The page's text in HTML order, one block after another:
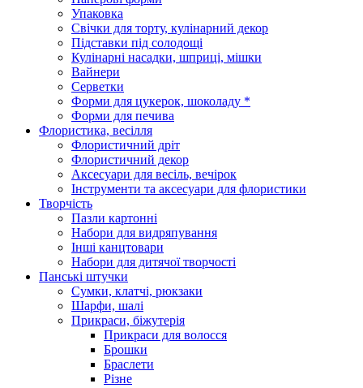
Упаковка
Свічки для торту, кулінарний декор
Підставки під солодощі
Кулінарні насадки, шприці, мішки
Вайнери
Серветки
Форми для цукерок, шоколаду *
Форми для печива
Флористика, весілля
Флористичний дріт
Флористичний декор
Аксесуари для весіль, вечірок
Інструменти та аксесуари для флористики
Творчість
Пазли картонні
Набори для видряпування
Інші канцтовари
Набори для дитячої творчості
Панські штучки
Сумки, клатчі, рюкзаки
Шарфи, шалі
Прикраси, біжутерія
Прикраси для волосся
Брошки
Браслети
Різне